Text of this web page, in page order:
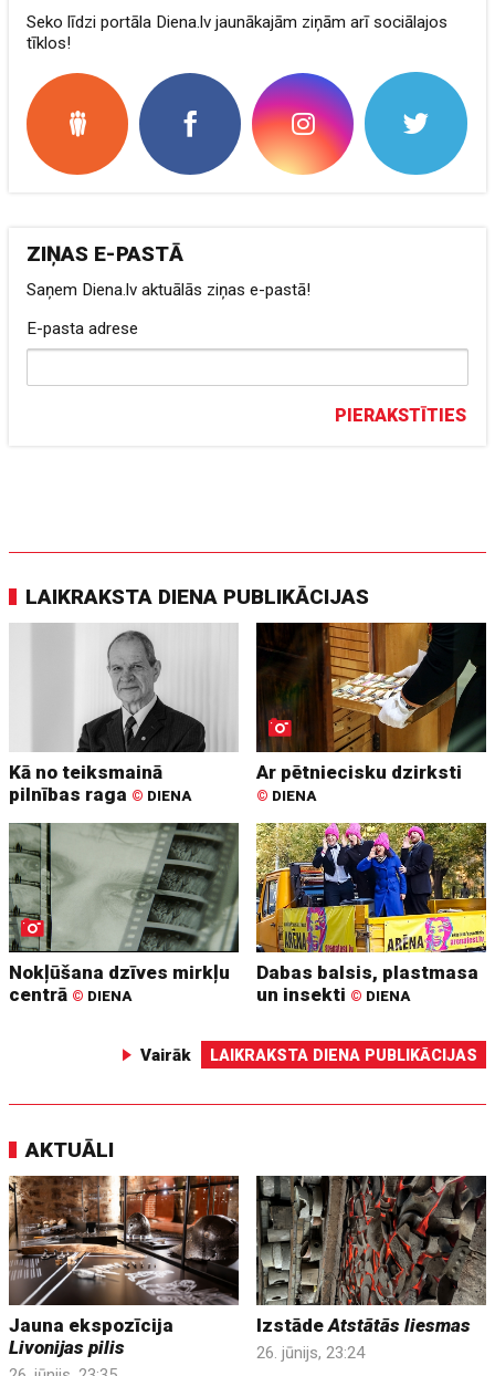
Seko līdzi portāla Diena.lv jaunākajām ziņām arī sociālajos
tīklos!
ZIŅAS E-PASTĀ
Saņem Diena.lv aktuālās ziņas e-pastā!
E-pasta adrese
PIERAKSTĪTIES
LAIKRAKSTA DIENA PUBLIKĀCIJAS
Kā no teiksmainā
pilnības raga © DIENA
Ar pētniecisku dzirksti
© DIENA
Nokļūšana dzīves mirkļu
centrā © DIENA
Dabas balsis, plastmasa
un insekti © DIENA
Vairāk LAIKRAKSTA DIENA PUBLIKĀCIJAS
AKTUĀLI
Jauna ekspozīcija
Livonijas pilis
IzstādeAtstātās liesmas
26. jūnijs, 23:24